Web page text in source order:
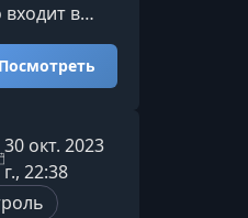
в
кто
на
Посмотреть
30 окт. 2023
г., 22:38